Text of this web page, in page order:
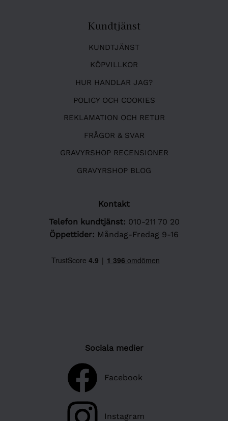
Kundtjänst
KUNDTJÄNST
KÖPVILLKOR
HUR HANDLAR JAG?
POLICY OCH COOKIES
REKLAMATION OCH RETUR
FRÅGOR & SVAR
GRAVYRSHOP RECENSIONER
GRAVYRSHOP BLOG
Kontakt
Telefon kundtjänst: 010-211 70 20
Öppettider: Måndag-Fredag 9-16
Sociala medier
Facebook
Instagram